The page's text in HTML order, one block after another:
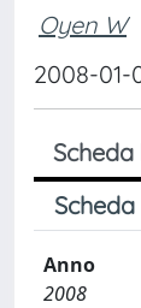
Oyen W
2008-01-
Anno
2008